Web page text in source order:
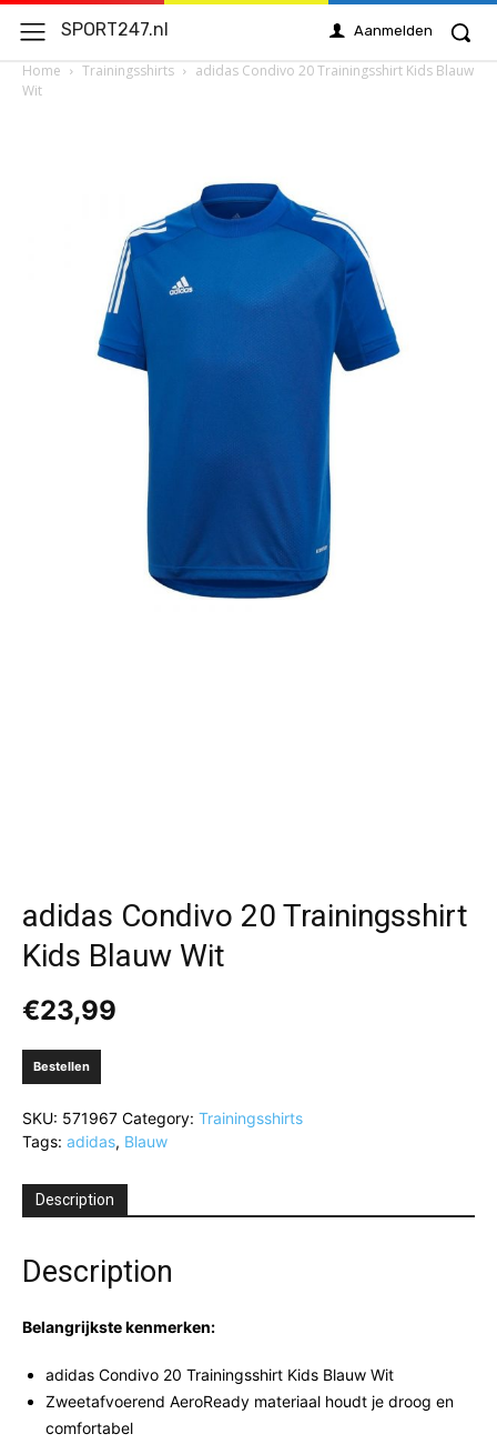
SPORT247.nl Aanmelden
Home Trainingsshirts
adidas Condivo 20 Trainingsshirt Kids Blauw
Wit
adidas Condivo 20 Trainingsshirt
Kids Blauw Wit
€23,99
Bestellen
SKU: 571967 Category: Trainingsshirts
Tags: adidas, Blauw
Description
Description
Belangrijkste kenmerken:
adidas Condivo 20 Trainingsshirt Kids Blauw Wit
Zweetafvoerend AeroReady materiaal houdt je droog en
comfortabel